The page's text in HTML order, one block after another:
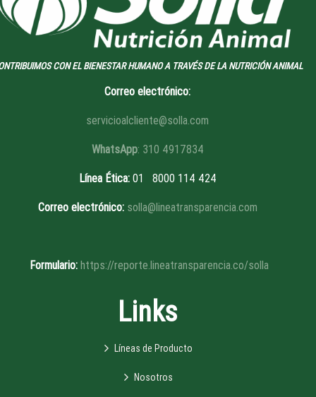
CON EL BIENESTAR HUMANO A TRAVÉS DE LA NUTRICIÓN ANIMAL
Correo electrónico:
servicioalcliente@solla.com
WhatsApp: 310 4917834
Línea Ética:01 8000 114 424
Correo electrónico: solla@lineatransparencia.com
Formulario: https://reporte.lineatransparencia.co/solla
Links
Líneas de Producto
Nosotros